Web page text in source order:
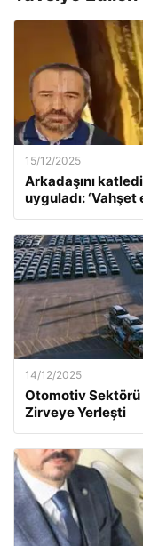
15/12/2025
Arkadaşını
uyguladı:
14/12/2025
Otomotiv
Zirveye Yerleşti